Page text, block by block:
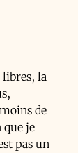
la
de
que je
pas un